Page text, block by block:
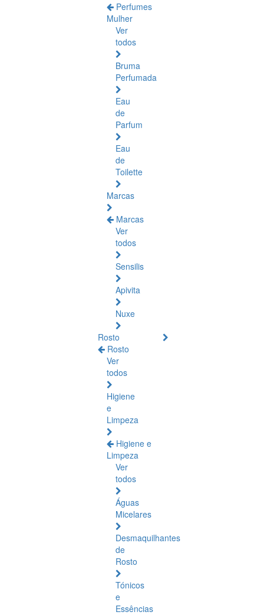
Perfumes
Mulher
Ver
todos
Bruma
Perfumada
Eau
de
Parfum
Eau
de
Toilette
Marcas
Marcas
Ver
todos
Sensilis
Apivita
Nuxe
Rosto
Rosto
Ver
todos
Higiene
e
Limpeza
Higiene e
Limpeza
Ver
todos
Águas
Micelares
Desmaquilhantes
de
Rosto
Tónicos
e
Essências